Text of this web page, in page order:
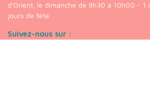
d'Orient, le dimanche de 9h30 à 10h00 - 1
jours de fête
Suivez-nous sur :